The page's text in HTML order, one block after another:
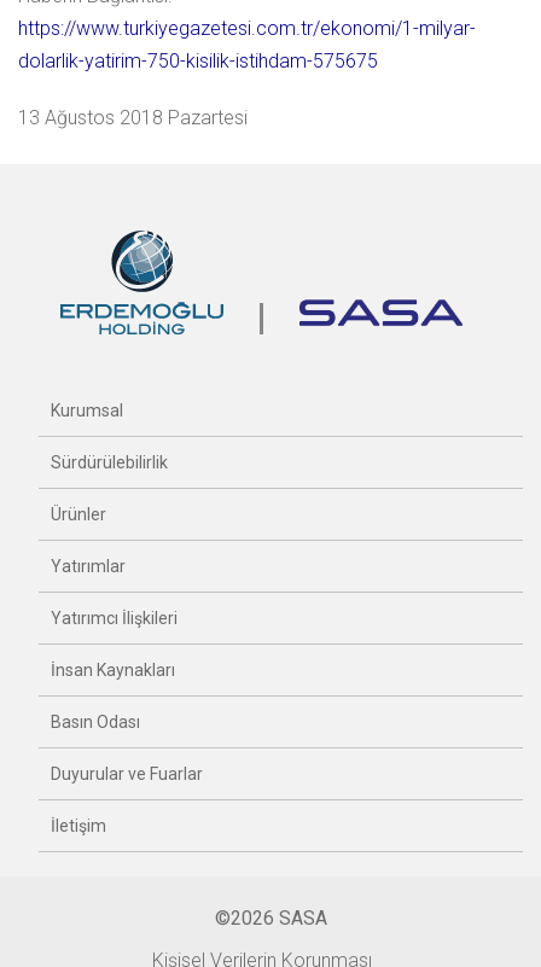
https://www.turkiyegazetesi.com.tr/ekonomi/1-milyar-
dolarlik-yatirim-750-kisilik-istihdam-575675
13 Ağustos 2018 Pazartesi
Kurumsal
Sürdürülebilirlik
Ürünler
Yatırımlar
Yatırımcı İlişkileri
İnsan Kaynakları
Basın Odası
Duyurular ve Fuarlar
İletişim
©2026 SASA
Kişisel Verilerin Korunması